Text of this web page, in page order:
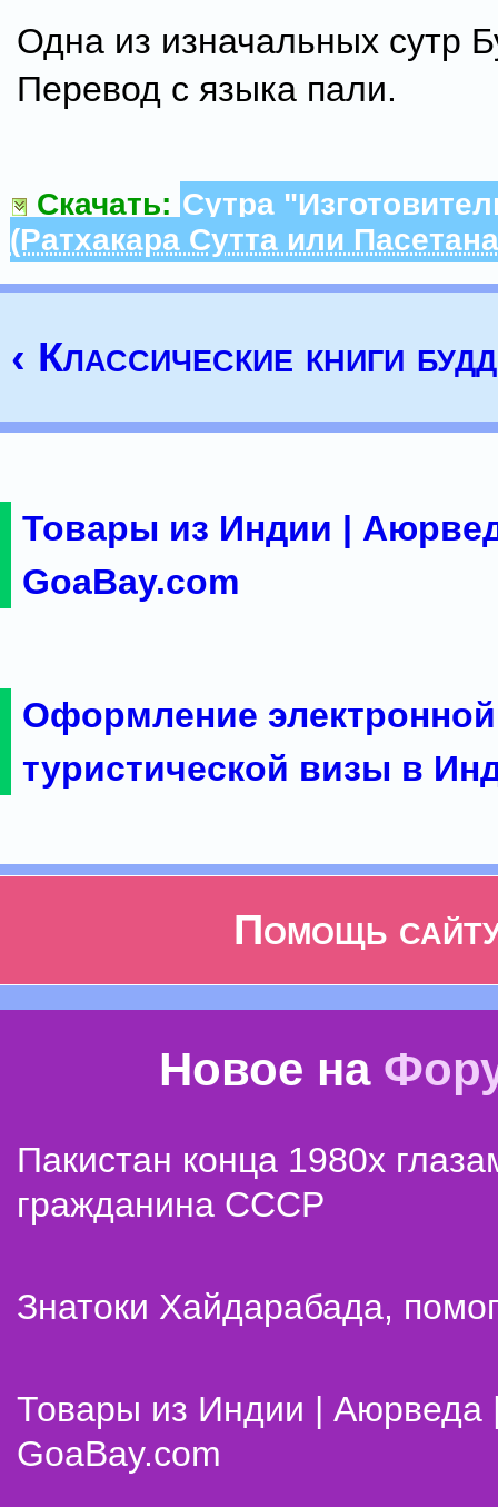
Одна из изначальных сутр
Перевод с языка пали.
Скачать: Сутра
(Ратхакара Сутта или
‹ Классические книги
Товары из Индии |
GoaBay.com
Оформление электронной
туристической визы в
Помощь
Новое на
Пакистан конца 1980х
гражданина СССР
Знатоки Хайдарабада,
Товары из Индии | Аюрведа
GoaBay.com